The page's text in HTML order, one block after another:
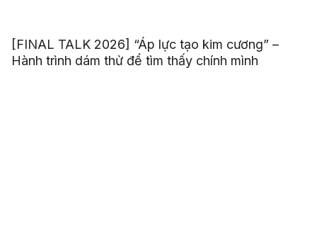
[FINAL TALK 2026] “Áp lực tạo kim cương” –
Hành trình dám thử để tìm thấy chính mình